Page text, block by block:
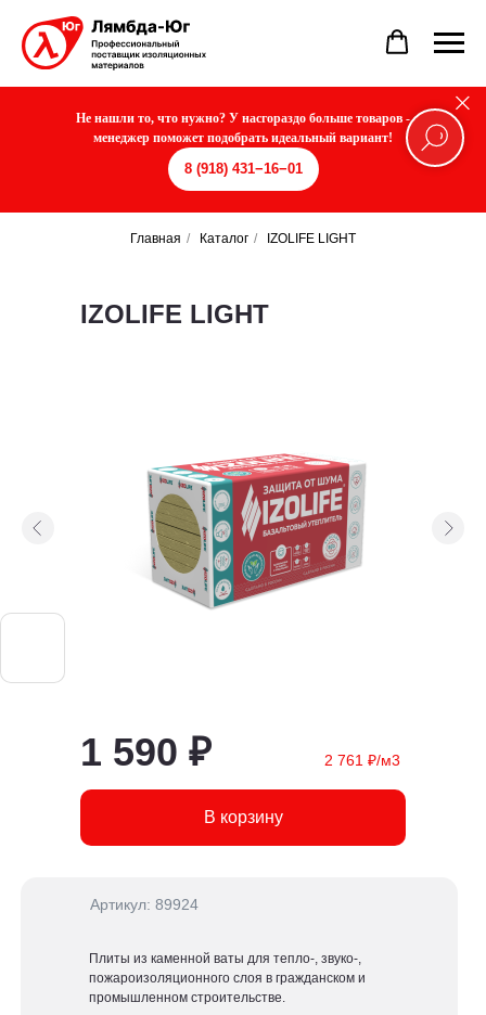
Не нашли то, что нужно? У насгораздо больше товаров -
менеджер поможет подобрать идеальный вариант!
8 (918) 431−16−01
Главная / Каталог / IZOLIFE LIGHT
Артикул: 89924
Плиты из каменной ваты для тепло-, звуко-,
пожароизоляционного слоя в гражданском и
промышленном строительстве.
IZOLIFE LIGHT
2 761 ₽/м3
1 590 ₽
В корзину